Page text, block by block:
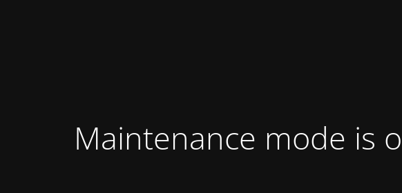
Maintenance mode is